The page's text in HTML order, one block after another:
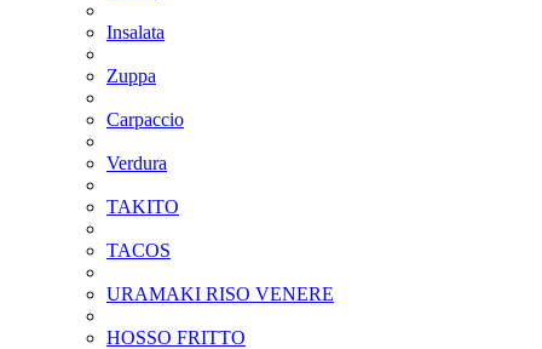
Insalata
Zuppa
Carpaccio
Verdura
TAKITO
TACOS
URAMAKI RISO VENERE
HOSSO FRITTO